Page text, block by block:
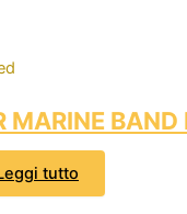
MARINE BAND
tutto